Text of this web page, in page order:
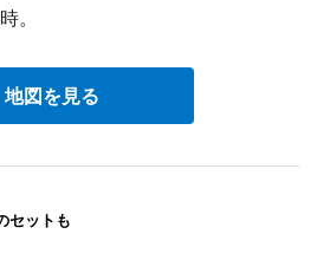
。
地図を見る
セットも